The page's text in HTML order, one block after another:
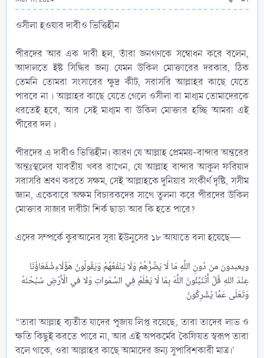
ওসীলা হওয়ার দাবীও ভিত্তিহীন
পীরদের আর এক দাবী হল, তাঁরা জনগণকে সম্বোধন করে বলেন,
আদালতে ইষ্ট সিদ্ধির জন্য যেমন উকিল মোক্তারের দরকার, ঠিক
তেমনি তোমরা সংসারের ক্ষুদ্র কীট, সরাসরি আল্লাহর কাছে যেতে
পারবে না । আল্লাহর কাছে যেতে গেলে ওসীলা বা মাধ্যম তোমাদেরকে
ধরতেই হবে, আর সেই মাধ্যম বা উকিল মোক্তার হচ্ছি আমরা এই
পীরের দল ।
পীরদের এ দাবীও ভিত্তিহীন। কারণ যে আল্লাহ প্রেমময়-বান্দার অন্তরের
অন্তঃস্থলের যাবতীয় খবর রাখেন, যে আল্লাহ বান্দার আকুল ফরিয়াদ
সরাসরি শ্রবণ করতে সক্ষম, সেই আল্লাহকে দুনিয়ার সংকীর্ণ দৃষ্টি, সসীম
জ্ঞান, একেবারে অক্ষম বিচারকদের সাথে তুলনা করে পীরদের উকিল
মোক্তার সাজার দাবীটা শির্ক ছাড়া আর কি হতে পারে?
এদের সম্পর্কে কুরআনের সূরা ইউনুসের ১৮ আয়াতে বলা হয়েছে—
ويعبدون من دُونِ اللَّهِ مَا لَا يَضُرُّهُمْ وَلَا يَنْفَعُهُمْ وَيَقُولُونَ هَؤُلَاءِشُفَعَاؤُنَا
عِنْدَ اللهِ قُلْ أَتُنَبِّئُونَ اللَّهَ بِمَا لَا يَعْلَمُ فِي السَّمَواتِ وَلا في الْأَرْضِ سُبْحْنَهُ
“তারা আল্লাহ ব্যতীত যাদের পূজায় লিপ্ত রয়েছে, তারা তাদের লাভ ও
ক্ষতি কিছুই করতে পারে না, আর এই অপকর্মের কৈফিয়ত স্বরূপ তারা
বলে থাকে, ওরা আল্লাহর কাছে আমাদের জন্য সুপারিশকারী মাত্র।'